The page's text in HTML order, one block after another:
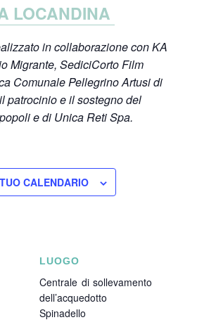
LOCANDINA
in collaborazione con KA
Migrante, SediciCorto Film
Comunale Pellegrino Artusi di
patrocinio e il sostegno del
e di Unica Reti Spa.
CALENDARIO
LUOGO
Centrale di sollevamento
dell’acquedotto
Spinadello